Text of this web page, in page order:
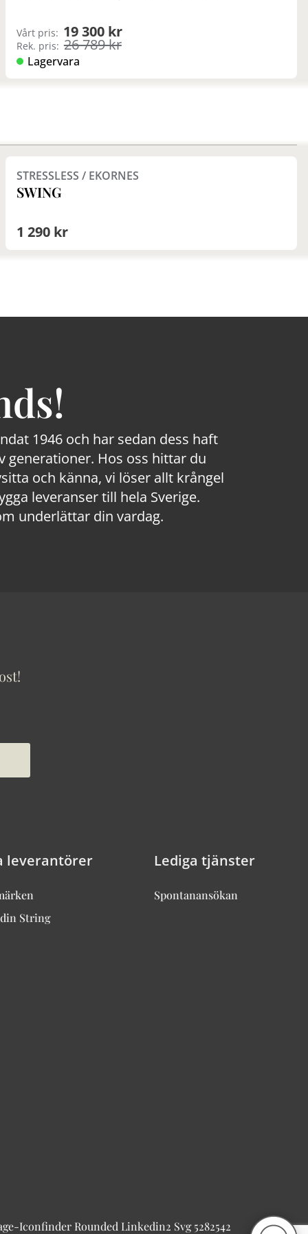
Vårt pris: 19 300 kr
Rek. pris: 26 789 kr
Lagervara
Finns i fler val (4)
STRESSLESS / EKORNES
SWING
1 290 kr
1946 och har sedan dess haft
generationer. Hos oss hittar du
och känna, vi löser allt krångel
leveranser till hela Sverige.
underlättar din vardag.
leverantörer
String
Lediga tjänster
Spontanansökan